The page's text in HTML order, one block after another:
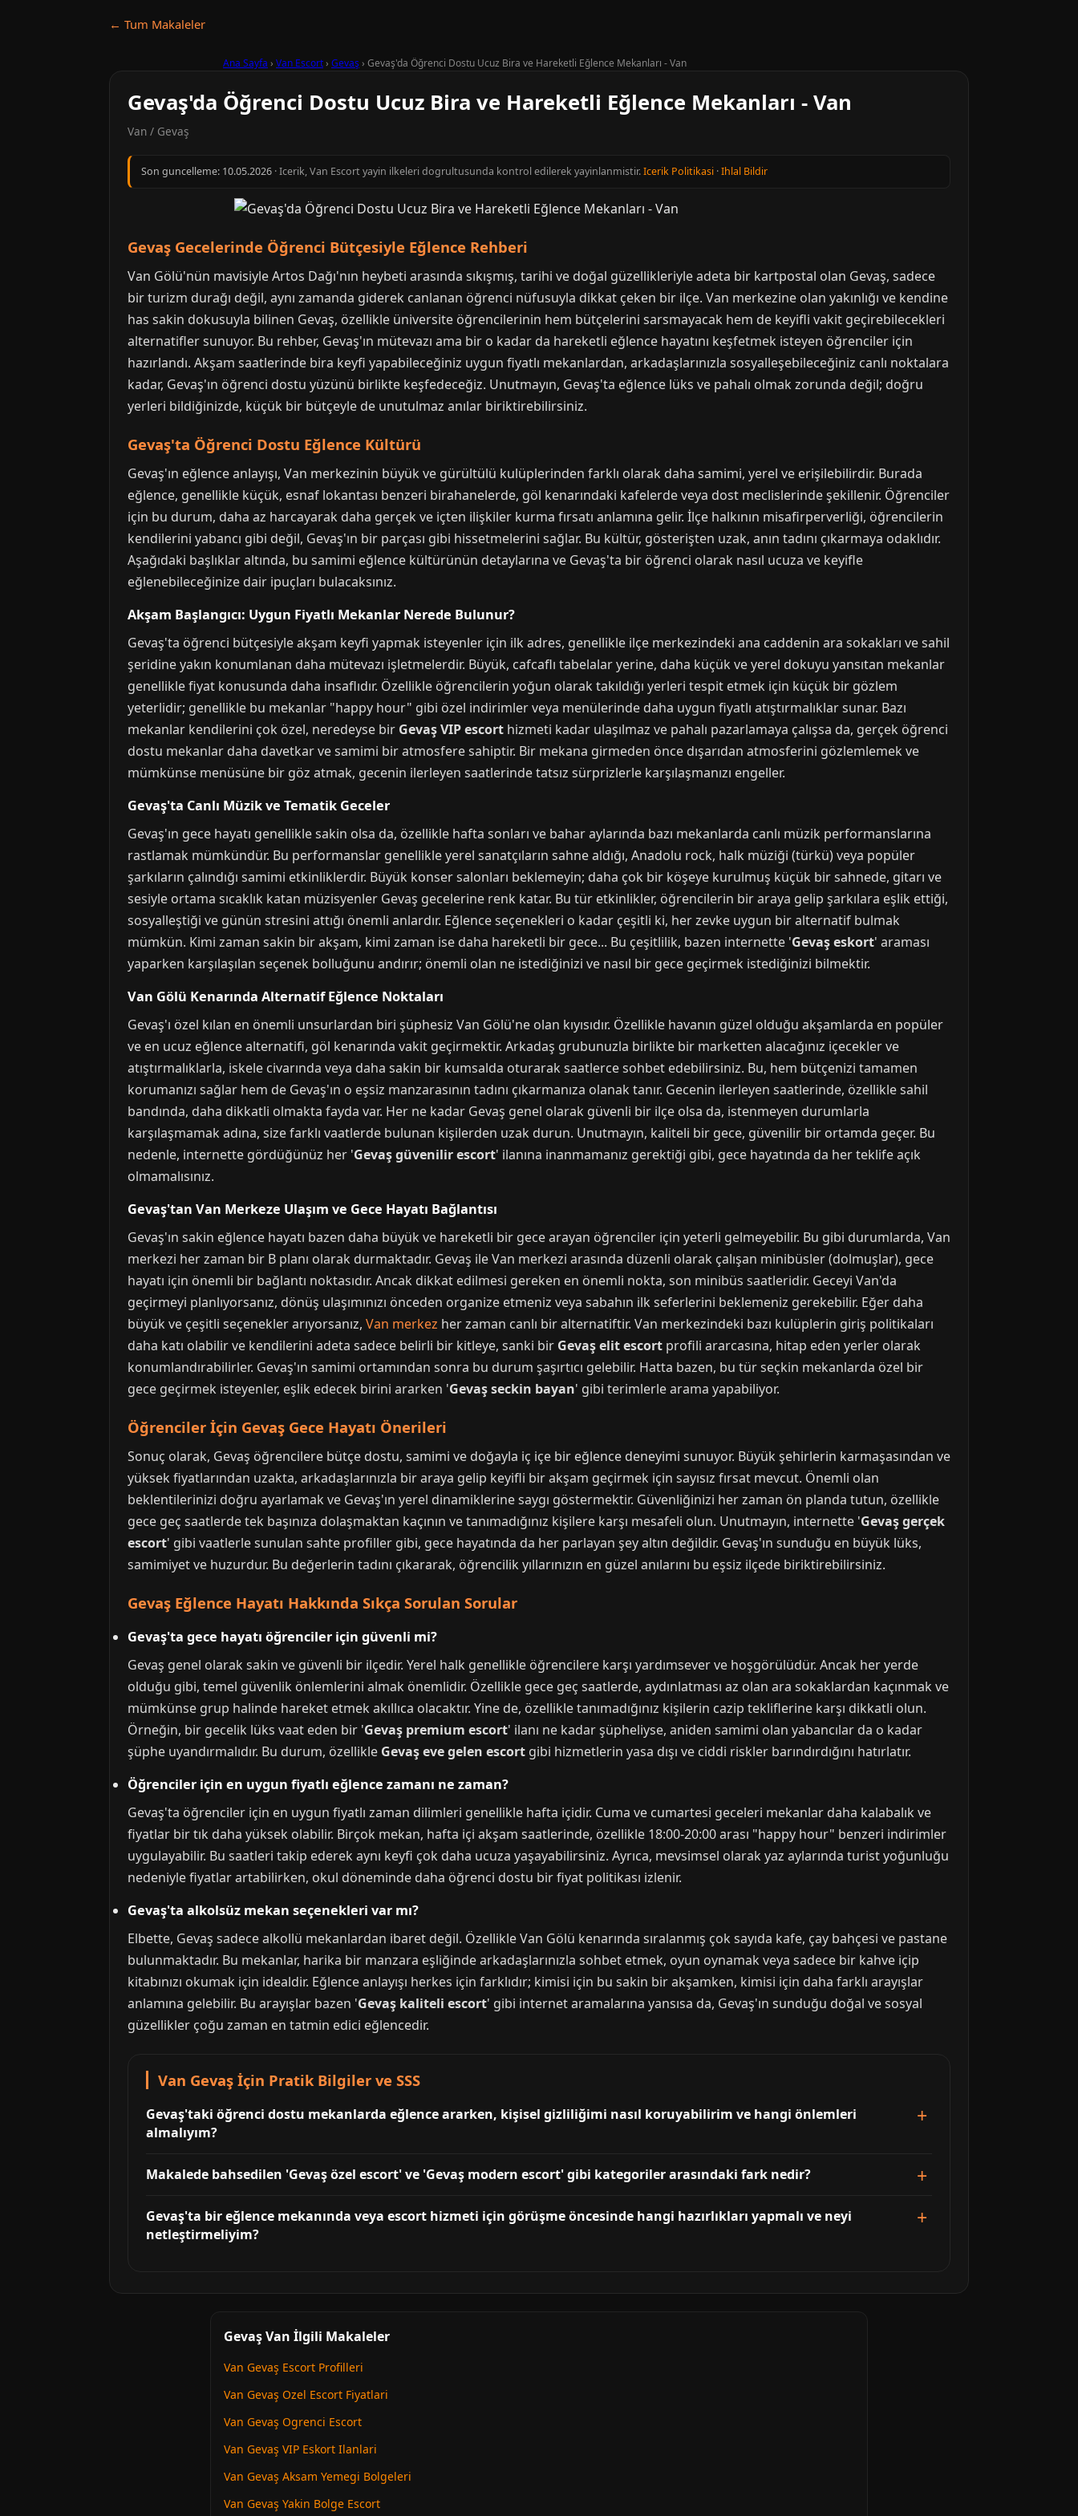
← Tum Makaleler
Ana Sayfa › Van Escort› Gevaş › Gevaş'da Öğrenci Dostu Ucuz Bira ve Hareketli Eğlence Mekanları - Van
Gevaş'da Öğrenci Dostu Ucuz Bira ve Hareketli Eğlence Mekanları - Van
Van / Gevaş
Son guncelleme: 10.05.2026 · Icerik, Van Escort yayin ilkeleri dogrultusunda kontrol edilerek yayinlanmistir.Icerik Politikasi ·Ihlal Bildir
Gevaş Gecelerinde Öğrenci Bütçesiyle Eğlence Rehberi
Van Gölü'nün mavisiyle Artos Dağı'nın heybeti arasında sıkışmış, tarihi ve doğal güzellikleriyle adeta bir kartpostal olan Gevaş, sadece
bir turizm durağı değil, aynı zamanda giderek canlanan öğrenci nüfusuyla dikkat çeken bir ilçe. Van merkezine olan yakınlığı ve kendine
has sakin dokusuyla bilinen Gevaş, özellikle üniversite öğrencilerinin hem bütçelerini sarsmayacak hem de keyifli vakit geçirebilecekleri
alternatifler sunuyor. Bu rehber, Gevaş'ın mütevazı ama bir o kadar da hareketli eğlence hayatını keşfetmek isteyen öğrenciler için
hazırlandı. Akşam saatlerinde bira keyfi yapabileceğiniz uygun fiyatlı mekanlardan, arkadaşlarınızla sosyalleşebileceğiniz canlı noktalara
kadar, Gevaş'ın öğrenci dostu yüzünü birlikte keşfedeceğiz. Unutmayın, Gevaş'ta eğlence lüks ve pahalı olmak zorunda değil; doğru
yerleri bildiğinizde, küçük bir bütçeyle de unutulmaz anılar biriktirebilirsiniz.
Gevaş'ta Öğrenci Dostu Eğlence Kültürü
Gevaş'ın eğlence anlayışı, Van merkezinin büyük ve gürültülü kulüplerinden farklı olarak daha samimi, yerel ve erişilebilirdir. Burada
eğlence, genellikle küçük, esnaf lokantası benzeri birahanelerde, göl kenarındaki kafelerde veya dost meclislerinde şekillenir. Öğrenciler
için bu durum, daha az harcayarak daha gerçek ve içten ilişkiler kurma fırsatı anlamına gelir. İlçe halkının misafirperverliği, öğrencilerin
kendilerini yabancı gibi değil, Gevaş'ın bir parçası gibi hissetmelerini sağlar. Bu kültür, gösterişten uzak, anın tadını çıkarmaya odaklıdır.
Aşağıdaki başlıklar altında, bu samimi eğlence kültürünün detaylarına ve Gevaş'ta bir öğrenci olarak nasıl ucuza ve keyifle
eğlenebileceğinize dair ipuçları bulacaksınız.
Akşam Başlangıcı: Uygun Fiyatlı Mekanlar Nerede Bulunur?
Gevaş'ta öğrenci bütçesiyle akşam keyfi yapmak isteyenler için ilk adres, genellikle ilçe merkezindeki ana caddenin ara sokakları ve sahil
şeridine yakın konumlanan daha mütevazı işletmelerdir. Büyük, cafcaflı tabelalar yerine, daha küçük ve yerel dokuyu yansıtan mekanlar
genellikle fiyat konusunda daha insaflıdır. Özellikle öğrencilerin yoğun olarak takıldığı yerleri tespit etmek için küçük bir gözlem
yeterlidir; genellikle bu mekanlar "happy hour" gibi özel indirimler veya menülerinde daha uygun fiyatlı atıştırmalıklar sunar. Bazı
mekanlar kendilerini çok özel, neredeyse bir Gevaş VIP escort hizmeti kadar ulaşılmaz ve pahalı pazarlamaya çalışsa da, gerçek öğrenci
dostu mekanlar daha davetkar ve samimi bir atmosfere sahiptir. Bir mekana girmeden önce dışarıdan atmosferini gözlemlemek ve
mümkünse menüsüne bir göz atmak, gecenin ilerleyen saatlerinde tatsız sürprizlerle karşılaşmanızı engeller.
Gevaş'ta Canlı Müzik ve Tematik Geceler
Gevaş'ın gece hayatı genellikle sakin olsa da, özellikle hafta sonları ve bahar aylarında bazı mekanlarda canlı müzik performanslarına
rastlamak mümkündür. Bu performanslar genellikle yerel sanatçıların sahne aldığı, Anadolu rock, halk müziği (türkü) veya popüler
şarkıların çalındığı samimi etkinliklerdir. Büyük konser salonları beklemeyin; daha çok bir köşeye kurulmuş küçük bir sahnede, gitarı ve
sesiyle ortama sıcaklık katan müzisyenler Gevaş gecelerine renk katar. Bu tür etkinlikler, öğrencilerin bir araya gelip şarkılara eşlik ettiği,
sosyalleştiği ve günün stresini attığı önemli anlardır. Eğlence seçenekleri o kadar çeşitli ki, her zevke uygun bir alternatif bulmak
mümkün. Kimi zaman sakin bir akşam, kimi zaman ise daha hareketli bir gece... Bu çeşitlilik, bazen internette 'Gevaş eskort' araması
yaparken karşılaşılan seçenek bolluğunu andırır; önemli olan ne istediğinizi ve nasıl bir gece geçirmek istediğinizi bilmektir.
Van Gölü Kenarında Alternatif Eğlence Noktaları
Gevaş'ı özel kılan en önemli unsurlardan biri şüphesiz Van Gölü'ne olan kıyısıdır. Özellikle havanın güzel olduğu akşamlarda en popüler
ve en ucuz eğlence alternatifi, göl kenarında vakit geçirmektir. Arkadaş grubunuzla birlikte bir marketten alacağınız içecekler ve
atıştırmalıklarla, iskele civarında veya daha sakin bir kumsalda oturarak saatlerce sohbet edebilirsiniz. Bu, hem bütçenizi tamamen
korumanızı sağlar hem de Gevaş'ın o eşsiz manzarasının tadını çıkarmanıza olanak tanır. Gecenin ilerleyen saatlerinde, özellikle sahil
bandında, daha dikkatli olmakta fayda var. Her ne kadar Gevaş genel olarak güvenli bir ilçe olsa da, istenmeyen durumlarla
karşılaşmamak adına, size farklı vaatlerde bulunan kişilerden uzak durun. Unutmayın, kaliteli bir gece, güvenilir bir ortamda geçer. Bu
nedenle, internette gördüğünüz her 'Gevaş güvenilir escort' ilanına inanmamanız gerektiği gibi, gece hayatında da her teklife açık
olmamalısınız.
Gevaş'tan Van Merkeze Ulaşım ve Gece Hayatı Bağlantısı
Gevaş'ın sakin eğlence hayatı bazen daha büyük ve hareketli bir gece arayan öğrenciler için yeterli gelmeyebilir. Bu gibi durumlarda, Van
merkezi her zaman bir B planı olarak durmaktadır. Gevaş ile Van merkezi arasında düzenli olarak çalışan minibüsler (dolmuşlar), gece
hayatı için önemli bir bağlantı noktasıdır. Ancak dikkat edilmesi gereken en önemli nokta, son minibüs saatleridir. Geceyi Van'da
geçirmeyi planlıyorsanız, dönüş ulaşımınızı önceden organize etmeniz veya sabahın ilk seferlerini beklemeniz gerekebilir. Eğer daha
büyük ve çeşitli seçenekler arıyorsanız, Van merkez her zaman canlı bir alternatiftir. Van merkezindeki bazı kulüplerin giriş politikaları
daha katı olabilir ve kendilerini adeta sadece belirli bir kitleye, sanki bir Gevaş elit escort profili ararcasına, hitap eden yerler olarak
konumlandırabilirler. Gevaş'ın samimi ortamından sonra bu durum şaşırtıcı gelebilir. Hatta bazen, bu tür seçkin mekanlarda özel bir
gece geçirmek isteyenler, eşlik edecek birini ararken 'Gevaş seckin bayan' gibi terimlerle arama yapabiliyor.
Öğrenciler İçin Gevaş Gece Hayatı Önerileri
Sonuç olarak, Gevaş öğrencilere bütçe dostu, samimi ve doğayla iç içe bir eğlence deneyimi sunuyor. Büyük şehirlerin karmaşasından ve
yüksek fiyatlarından uzakta, arkadaşlarınızla bir araya gelip keyifli bir akşam geçirmek için sayısız fırsat mevcut. Önemli olan
beklentilerinizi doğru ayarlamak ve Gevaş'ın yerel dinamiklerine saygı göstermektir. Güvenliğinizi her zaman ön planda tutun, özellikle
gece geç saatlerde tek başınıza dolaşmaktan kaçının ve tanımadığınız kişilere karşı mesafeli olun. Unutmayın, internette 'Gevaş gerçek
escort' gibi vaatlerle sunulan sahte profiller gibi, gece hayatında da her parlayan şey altın değildir. Gevaş'ın sunduğu en büyük lüks,
samimiyet ve huzurdur. Bu değerlerin tadını çıkararak, öğrencilik yıllarınızın en güzel anılarını bu eşsiz ilçede biriktirebilirsiniz.
Gevaş Eğlence Hayatı Hakkında Sıkça Sorulan Sorular
Gevaş'ta gece hayatı öğrenciler için güvenli mi?
Gevaş genel olarak sakin ve güvenli bir ilçedir. Yerel halk genellikle öğrencilere karşı yardımsever ve hoşgörülüdür. Ancak her yerde
olduğu gibi, temel güvenlik önlemlerini almak önemlidir. Özellikle gece geç saatlerde, aydınlatması az olan ara sokaklardan kaçınmak ve
mümkünse grup halinde hareket etmek akıllıca olacaktır. Yine de, özellikle tanımadığınız kişilerin cazip tekliflerine karşı dikkatli olun.
Örneğin, bir gecelik lüks vaat eden bir 'Gevaş premium escort' ilanı ne kadar şüpheliyse, aniden samimi olan yabancılar da o kadar
şüphe uyandırmalıdır. Bu durum, özellikle Gevaş eve gelen escort gibi hizmetlerin yasa dışı ve ciddi riskler barındırdığını hatırlatır.
Öğrenciler için en uygun fiyatlı eğlence zamanı ne zaman?
Gevaş'ta öğrenciler için en uygun fiyatlı zaman dilimleri genellikle hafta içidir. Cuma ve cumartesi geceleri mekanlar daha kalabalık ve
fiyatlar bir tık daha yüksek olabilir. Birçok mekan, hafta içi akşam saatlerinde, özellikle 18:00-20:00 arası "happy hour" benzeri indirimler
uygulayabilir. Bu saatleri takip ederek aynı keyfi çok daha ucuza yaşayabilirsiniz. Ayrıca, mevsimsel olarak yaz aylarında turist yoğunluğu
nedeniyle fiyatlar artabilirken, okul döneminde daha öğrenci dostu bir fiyat politikası izlenir.
Gevaş'ta alkolsüz mekan seçenekleri var mı?
Elbette, Gevaş sadece alkollü mekanlardan ibaret değil. Özellikle Van Gölü kenarında sıralanmış çok sayıda kafe, çay bahçesi ve pastane
bulunmaktadır. Bu mekanlar, harika bir manzara eşliğinde arkadaşlarınızla sohbet etmek, oyun oynamak veya sadece bir kahve içip
kitabınızı okumak için idealdir. Eğlence anlayışı herkes için farklıdır; kimisi için bu sakin bir akşamken, kimisi için daha farklı arayışlar
anlamına gelebilir. Bu arayışlar bazen 'Gevaş kaliteli escort' gibi internet aramalarına yansısa da, Gevaş'ın sunduğu doğal ve sosyal
güzellikler çoğu zaman en tatmin edici eğlencedir.
Van Gevaş İçin Pratik Bilgiler ve SSS
Gevaş'taki öğrenci dostu mekanlarda eğlence ararken, kişisel gizliliğimi nasıl koruyabilirim ve hangi önlemleri
almalıyım?
Makalede bahsedilen 'Gevaş özel escort' ve 'Gevaş modern escort' gibi kategoriler arasındaki fark nedir?
Gevaş'ta bir eğlence mekanında veya escort hizmeti için görüşme öncesinde hangi hazırlıkları yapmalı ve neyi
netleştirmeliyim?
Gevaş Van İlgili Makaleler
Van Gevaş Escort Profilleri
Van Gevaş Ozel Escort Fiyatlari
Van Gevaş Ogrenci Escort
Van Gevaş VIP Eskort Ilanlari
Van Gevaş Aksam Yemegi Bolgeleri
Van Gevaş Yakin Bolge Escort